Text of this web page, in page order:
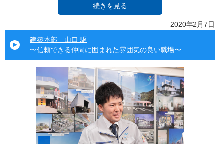
続きを見る
2020年2月7日
建築本部 山口 駆
〜信頼できる仲間に囲まれた雰囲気の良い職場〜